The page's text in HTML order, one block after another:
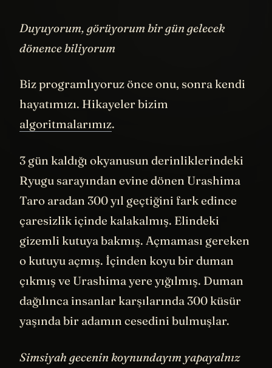
Duyuyorum, görüyorum bir gün gelecek
dönence biliyorum
Biz programlıyoruz önce onu, sonra kendi
hayatımızı. Hikayeler bizim
algoritmalarımız.
3 gün kaldığı okyanusun derinliklerindeki
Ryugu sarayından evine dönen Urashima
Taro aradan 300 yıl geçtiğini fark edince
çaresizlik içinde kalakalmış. Elindeki
gizemli kutuya bakmış. Açmaması gereken
o kutuyu açmış. İçinden koyu bir duman
çıkmış ve Urashima yere yığılmış. Duman
dağılınca insanlar karşılarında 300 küsür
yaşında bir adamın cesedini bulmuşlar.
Simsiyah gecenin koynundayım yapayalnız